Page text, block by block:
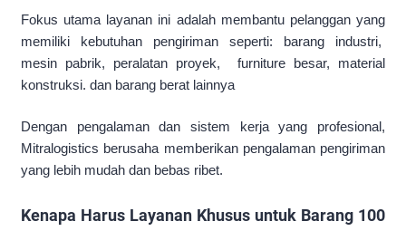
Fokus utama layanan ini adalah membantu pelanggan yang
memiliki kebutuhan pengiriman seperti: barang industri,
mesin pabrik, peralatan proyek, furniture besar, material
konstruksi. dan barang berat lainnya
Dengan pengalaman dan sistem kerja yang profesional,
Mitralogistics berusaha memberikan pengalaman pengiriman
yang lebih mudah dan bebas ribet.
Kenapa Harus Layanan Khusus untuk Barang 100